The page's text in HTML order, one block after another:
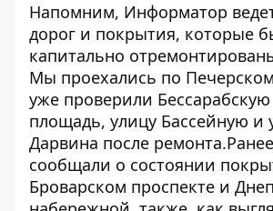
Напомним, Информатор
дорог и покрытия, которые
капитально
Мы проехались по
уже проверили Бессарабскую
площадь, улицу Бассейную и
Дарвина после
сообщали о состоянии
Броварском проспекте и